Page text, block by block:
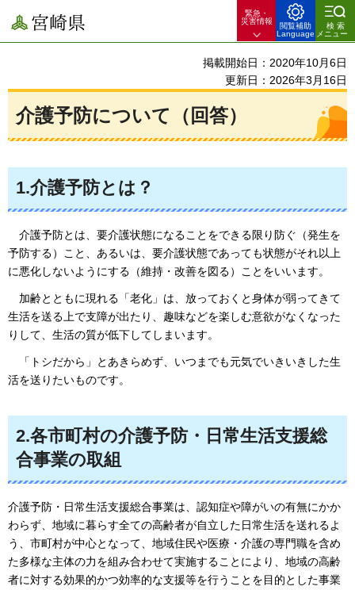
宮崎県
緊急・
災害情報
閲覧補助
Language
検索
メニュー
掲載開始日：2020年10月6日
更新日：2026年3月16日
介護予防について（回答）
1.介護予防とは？
介護予防とは、要介護状態になることをできる限り防ぐ（発生を
予防する）こと、あるいは、要介護状態であっても状態がそれ以上
に悪化しないようにする（維持・改善を図る）ことをいいます。
加齢とともに現れる「老化」は、放っておくと身体が弱ってきて
生活を送る上で支障が出たり、趣味などを楽しむ意欲がなくなった
りして、生活の質が低下してしまいます。
「 トシだから」とあきらめず、いつまでも元気でいきいきした生
活を送りたいものです。
2.各市町村の介護予防・日常生活支援総
合事業の取組
介護予防・日常生活支援総合事業は、認知症や障がいの有無にかか
わらず、地域に暮らす全ての高齢者が自立した日常生活を送れるよ
う、市町村が中心となって、地域住民や医療・介護の専門職を含め
た多様な主体の力を組み合わせて実施することにより、地域の高齢
者に対する効果的かつ効率的な支援等を行うことを目的とした事業